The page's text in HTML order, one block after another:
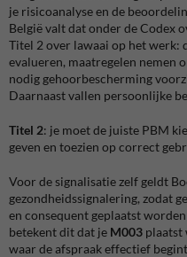
je risicoanalyse en de
België valt dat onder de Codex
Titel 2 over lawaai op het werk:
evalueren, maatregelen nemen
nodig gehoorbescherming
Daarnaast vallen persoonlijke
Titel 2: je moet de juiste PBM
geven en toezien op correct
Voor de signalisatie zelf geldt
gezondheidssignalering, zodat
en consequent geplaatst
betekent dit dat je M003 plaatst
waar de afspraak effectief